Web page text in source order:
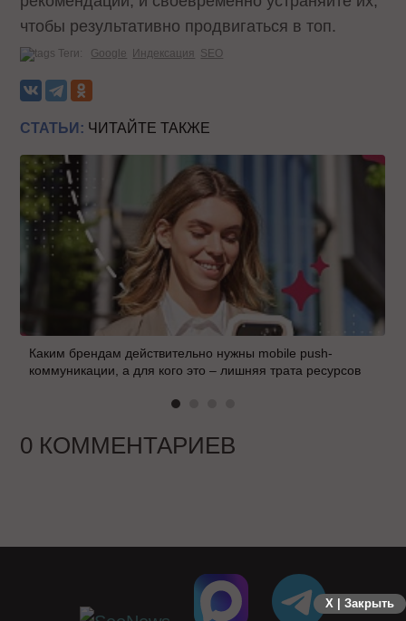
чтобы результативно продвигаться в топ.
Теги: Google Индексация SEO
СТАТЬИ: ЧИТАЙТЕ ТАКЖЕ
Каким брендам действительно нужны mobile push-
коммуникации, а для кого это – лишняя трата ресурсов
0 КОММЕНТАРИЕВ
X | Закрыть